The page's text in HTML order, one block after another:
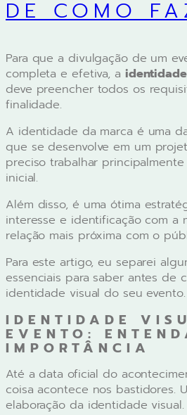
DE COMO
Para que a divulgação de um
completa e efetiva, a
deve preencher todos os
finalidade.
A identidade da marca é uma
que se desenvolve em um
preciso trabalhar
inicial.
Além disso, é uma ótima
interesse e identificação com a
relação mais próxima com o
Para este artigo, eu separei
essenciais para saber antes de
identidade visual do seu
IDENTIDADE
EVENTO:
IMPORTÂNCIA
Até a data oficial do
coisa acontece nos bastidores.
elaboração da identidade visual.